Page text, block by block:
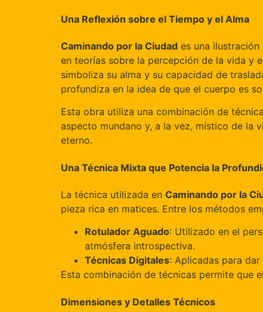
Una Reflexión sobre el Tiempo y el Alma
Caminando por la Ciudad es una
en teorías sobre la percepción de la vida y
simboliza su alma y su capacidad de
profundiza en la idea de que el cuerpo es
Esta obra utiliza una combinación de
aspecto mundano y, a la vez, místico de la
eterno.
Una Técnica Mixta que Potencia la
La técnica utilizada en Caminando por la
pieza rica en matices. Entre los métodos
Rotulador Aguado: Utilizado en el
atmósfera introspectiva.
Técnicas Digitales: Aplicadas para
Esta combinación de técnicas permite que
Dimensiones y Detalles Técnicos